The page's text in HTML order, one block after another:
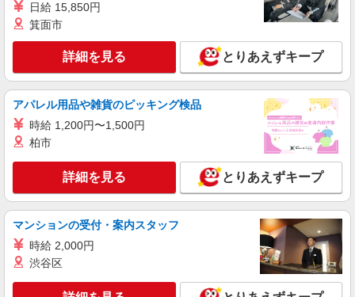
日給 15,850円
箕面市
詳細を見る とりあえずキープ
アパレル用品や雑貨のピッキング検品
時給 1,200円〜1,500円
柏市
詳細を見る とりあえずキープ
マンションの受付・案内スタッフ
時給 2,000円
渋谷区